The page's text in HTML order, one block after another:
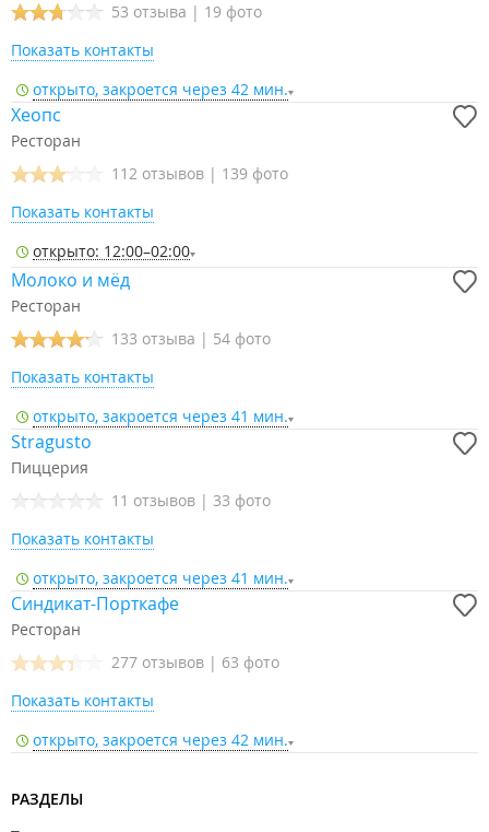
53 отзыва | 19 фото
Показать контакты
открыто, закроется через 42 мин.
Хеопс
Ресторан
112 отзывов | 139 фото
Показать контакты
открыто: 12:00–02:00
Молоко и мёд
Ресторан
133 отзыва | 54 фото
Показать контакты
открыто, закроется через 41 мин.
Stragusto
Пиццерия
11 отзывов | 33 фото
Показать контакты
открыто, закроется через 41 мин.
Синдикат-Порткафе
Ресторан
277 отзывов | 63 фото
Показать контакты
открыто, закроется через 42 мин.
РАЗДЕЛЫ